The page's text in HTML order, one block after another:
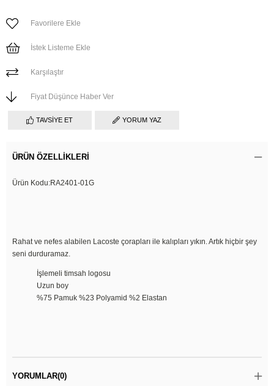
Favorilere Ekle
İstek Listeme Ekle
Karşılaştır
Fiyat Düşünce Haber Ver
TAVSIYE ET YORUM YAZ
ÜRÜN ÖZELLIKLERI
Ürün Kodu:RA2401-01G
Rahat ve nefes alabilen Lacoste çorapları ile kalıpları yıkın. Artık hiçbir şey
seni durduramaz.
İşlemeli timsah logosu
Uzun boy
%75 Pamuk %23 Polyamid %2 Elastan
YORUMLAR(0)